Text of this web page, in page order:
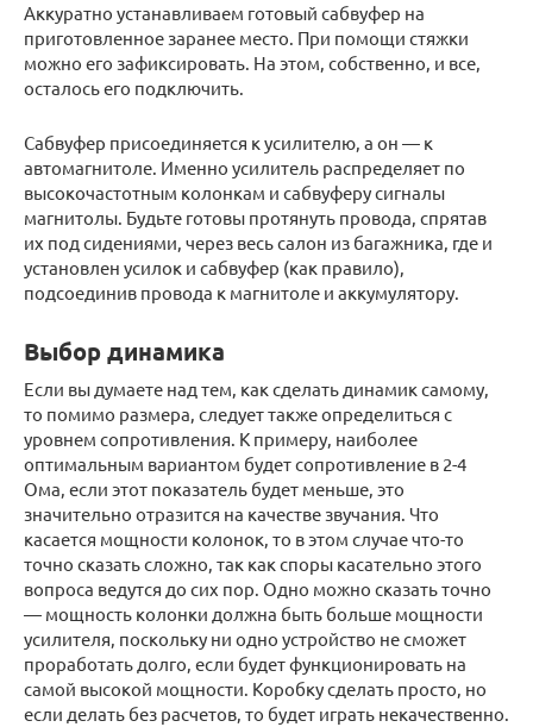
Аккуратно устанавливаем готовый сабвуфер на
приготовленное заранее место. При помощи стяжки
можно его зафиксировать. На этом, собственно, и все,
осталось его подключить.
Сабвуфер присоединяется к усилителю, а он — к
автомагнитоле. Именно усилитель распределяет по
высокочастотным колонкам и сабвуферу сигналы
магнитолы. Будьте готовы протянуть провода, спрятав
их под сидениями, через весь салон из багажника, где и
установлен усилок и сабвуфер (как правило),
подсоединив провода к магнитоле и аккумулятору.
Выбор динамика
Если вы думаете над тем, как сделать динамик самому,
то помимо размера, следует также определиться с
уровнем сопротивления. К примеру, наиболее
оптимальным вариантом будет сопротивление в 2-4
Ома, если этот показатель будет меньше, это
значительно отразится на качестве звучания. Что
касается мощности колонок, то в этом случае что-то
точно сказать сложно, так как споры касательно этого
вопроса ведутся до сих пор. Одно можно сказать точно
— мощность колонки должна быть больше мощности
усилителя, поскольку ни одно устройство не сможет
проработать долго, если будет функционировать на
самой высокой мощности. Коробку сделать просто, но
если делать без расчетов, то будет играть некачественно.